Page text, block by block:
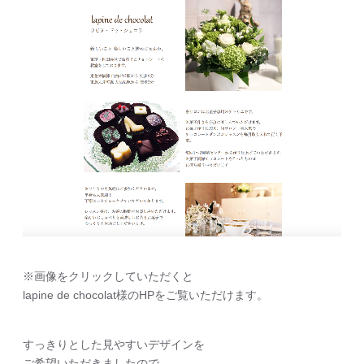
※画像をクリックしていただくと
lapine de chocolat様のHPをご覧いただけます。
すっきりとした見やすいデザインを